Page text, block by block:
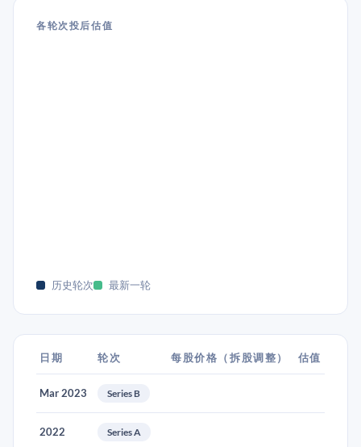
各轮次投后估值
历史轮次 最新一轮
日期 轮次 每股价格（拆股调整） 估值
Mar 2023 Series B
2022 Series A